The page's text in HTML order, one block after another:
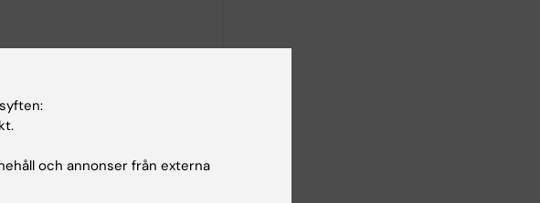
Institutet, 2018-
och annonser från externa